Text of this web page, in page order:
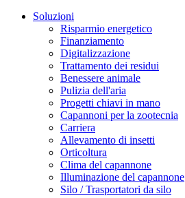
Soluzioni
Risparmio energetico
Finanziamento
Digitalizzazione
Trattamento dei residui
Benessere animale
Pulizia dell'aria
Progetti chiavi in mano
Capannoni per la zootecnia
Carriera
Allevamento di insetti
Orticoltura
Clima del capannone
Illuminazione del capannone
Silo / Trasportatori da silo